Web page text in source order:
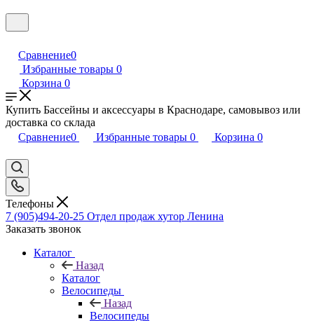
Сравнение0
Избранные товары 0
Корзина 0
Купить Бассейны и аксессуары в Краснодаре, самовывоз или
доставка со склада
Сравнение0 Избранные товары 0 Корзина 0
Телефоны
7 (905)494-20-25 Отдел продаж хутор Ленина
Заказать звонок
Каталог
Назад
Каталог
Велосипеды
Назад
Велосипеды